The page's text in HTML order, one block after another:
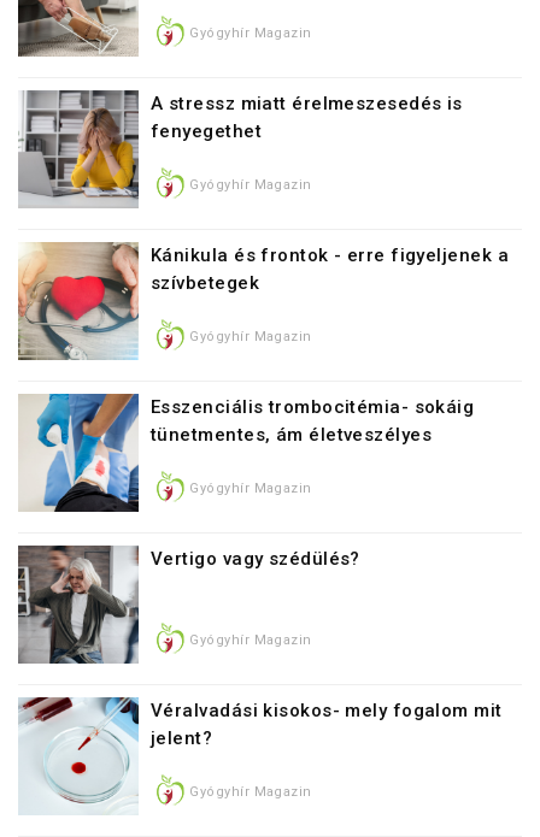
Gyógyhír Magazin
A stressz miatt érelmeszesedés is
fenyegethet
Gyógyhír Magazin
Kánikula és frontok - erre figyeljenek a
szívbetegek
Gyógyhír Magazin
Esszenciális trombocitémia- sokáig
tünetmentes, ám életveszélyes
Gyógyhír Magazin
Vertigo vagy szédülés?
Gyógyhír Magazin
Véralvadási kisokos- mely fogalom mit
jelent?
Gyógyhír Magazin